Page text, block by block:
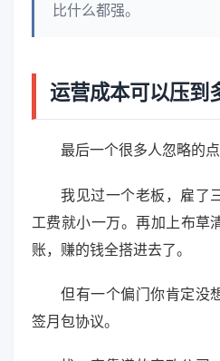
比什么都强。
运营成本可以压到
最后一个很多人忽略的
我见过一个老板，雇了
工费就小一万。再加上布草
账，赚的钱全搭进去了。
但有一个偏门你肯定
签月包协议。